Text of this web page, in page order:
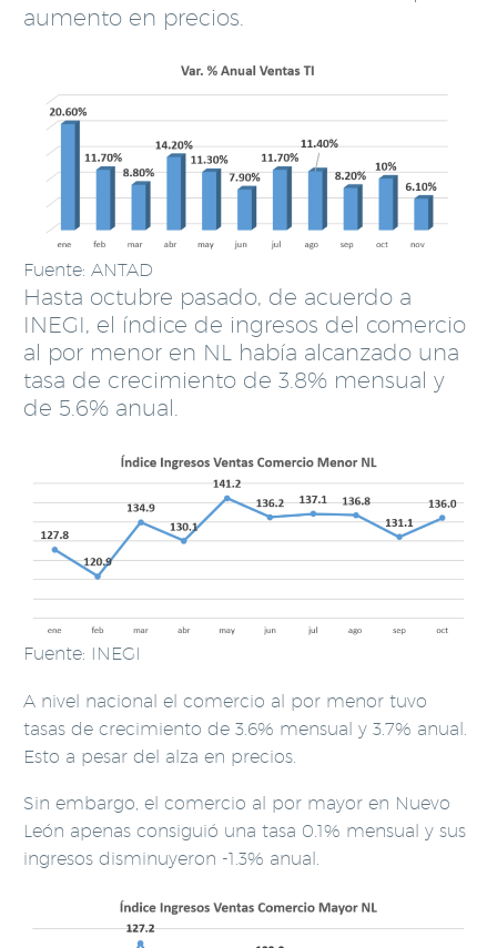
aumento en precios.
Fuente: ANTAD
Hasta octubre pasado, de acuerdo a
INEGI, el índice de ingresos del comercio
al por menor en NL había alcanzado una
tasa de crecimiento de 3.8% mensual y
de 5.6% anual.
Fuente: INEGI
A nivel nacional el comercio al por menor tuvo
tasas de crecimiento de 3.6% mensual y 3.7% anual.
Esto a pesar del alza en precios.
Sin embargo, el comercio al por mayor en Nuevo
León apenas consiguió una tasa 0.1% mensual y sus
ingresos disminuyeron -1.3% anual.